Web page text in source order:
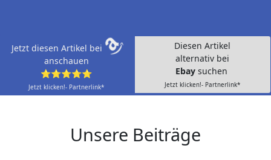
Jetzt diesen Artikel bei
anschauen
⭐⭐⭐⭐⭐
Jetzt klicken!- Partnerlink*
Diesen Artikel
alternativ bei
Ebay suchen
Jetzt klicken!- Partnerlink*
Unsere Beiträge